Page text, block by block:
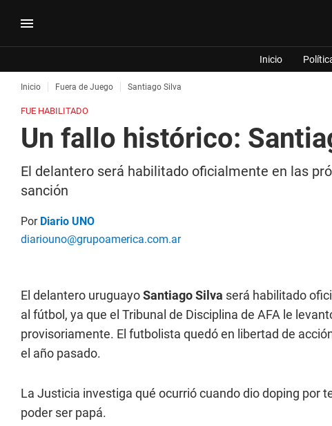
Inicio
Inicio Fuera de Juego Santiago Silva
FUE HABILITADO
Un fallo histórico:
El delantero será habilitado oficialmente en las
sanción
Por Diario UNO
diariouno@grupoamerica.com.ar
El delantero uruguayoSantiago Silva será habilitado
al fútbol, ya que el Tribunal de Disciplina de AFA le
provisoriamente. El futbolista quedó en libertad de
el año pasado.
La Justicia investiga qué ocurrió cuando dio doping por
poder ser papá.